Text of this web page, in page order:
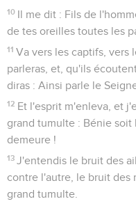
10 Il me dit : Fils de
de tes oreilles toutes les
11 Va vers les captifs, vers
parleras, et, qu'ils
diras : Ainsi parle le
12 Et l'esprit m'enleva, et
grand tumulte : Bénie
demeure !
13 J'entendis le bruit des
contre l'autre, le bruit des
grand tumulte.